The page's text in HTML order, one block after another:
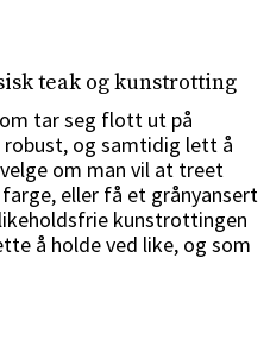
teak og kunstrotting
tar seg flott ut på
og samtidig lett å
om man vil at treet
eller få et grånyansert
kunstrottingen
å holde ved like, og som